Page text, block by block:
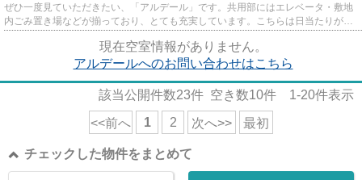
ぜひ一度見ていただきたい、「アルデール」です。共用部にはエレベータ・敷地
内ごみ置き場などが揃っており、とても充実しています。こちらは日当たりが良
現在空室情報がありません。
アルデールへのお問い合わせはこちら
該当公開件数23件 空き数10件 1-20件表示
<<前へ 1 2 次へ>> 最初
チェックした物件をまとめて